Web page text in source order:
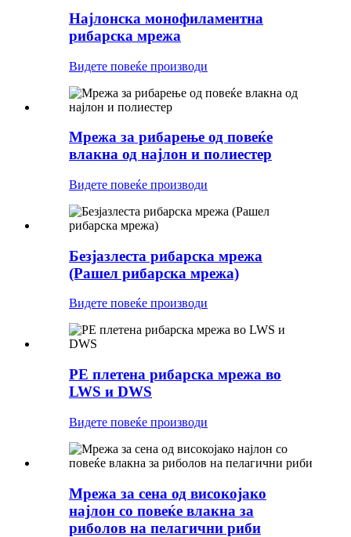
Најлонска монофиламентна
рибарска мрежа
Видете повеќе производи
Мрежа за рибарење од повеќе
влакна од најлон и полиестер
Видете повеќе производи
Безјазлеста рибарска мрежа
(Рашел рибарска мрежа)
Видете повеќе производи
PE плетена рибарска мрежа во
LWS и DWS
Видете повеќе производи
Мрежа за сена од високојако
најлон со повеќе влакна за
риболов на пелагични риби